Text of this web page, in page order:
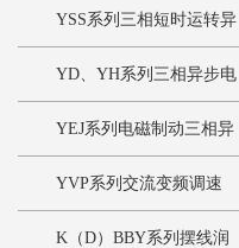
YSS系列三相短时运转异
步电动机
YD、YH系列三相异步电
动机
YEJ系列电磁制动三相异
步电动机
YVP系列交流变频调速
三相异步电动机
K（D）BBY系列摆线润